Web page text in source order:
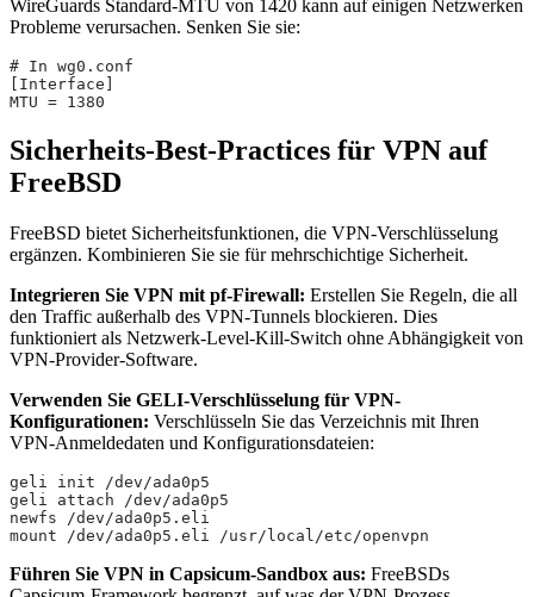
WireGuards Standard-MTU von 1420 kann auf einigen Netzwerken
Probleme verursachen. Senken Sie sie:
# In wg0.conf
[Interface]
MTU = 1380
Sicherheits-Best-Practices für VPN auf
FreeBSD
FreeBSD bietet Sicherheitsfunktionen, die VPN-Verschlüsselung
ergänzen. Kombinieren Sie sie für mehrschichtige Sicherheit.
Integrieren Sie VPN mit pf-Firewall: Erstellen Sie Regeln, die all
den Traffic außerhalb des VPN-Tunnels blockieren. Dies
funktioniert als Netzwerk-Level-Kill-Switch ohne Abhängigkeit von
VPN-Provider-Software.
Verwenden Sie GELI-Verschlüsselung für VPN-
Konfigurationen: Verschlüsseln Sie das Verzeichnis mit Ihren
VPN-Anmeldedaten und Konfigurationsdateien:
geli init /dev/ada0p5
geli attach /dev/ada0p5
newfs /dev/ada0p5.eli
mount /dev/ada0p5.eli /usr/local/etc/openvpn
Führen Sie VPN in Capsicum-Sandbox aus: FreeBSDs